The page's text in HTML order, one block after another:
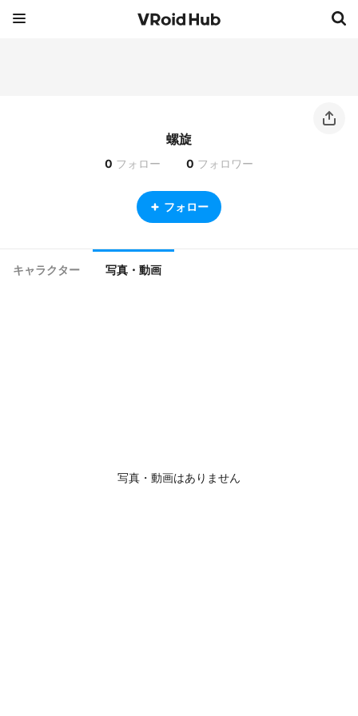
螺旋
0 フォロー 0 フォロワー
フォロー
キャラクター 写真・動画
写真・動画はありません